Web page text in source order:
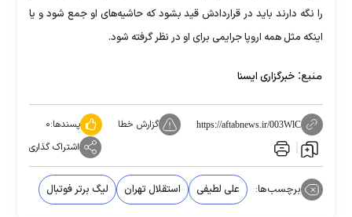
را نگه دارند باید در قراردادش قید بشود که حاشیه‌های او جمع شود و یا
اینکه مثل همه اروپا جرایمی برای او در نظر گرفته شود.
منبع: خبرگزاری ایسنا
https://aftabnews.ir/003WlC گزارش خطا پسندها:۰
اشتراک گذاری
برچسب‌ها: علی لطیفی استقلال تهران لیگ برتر فوتبال